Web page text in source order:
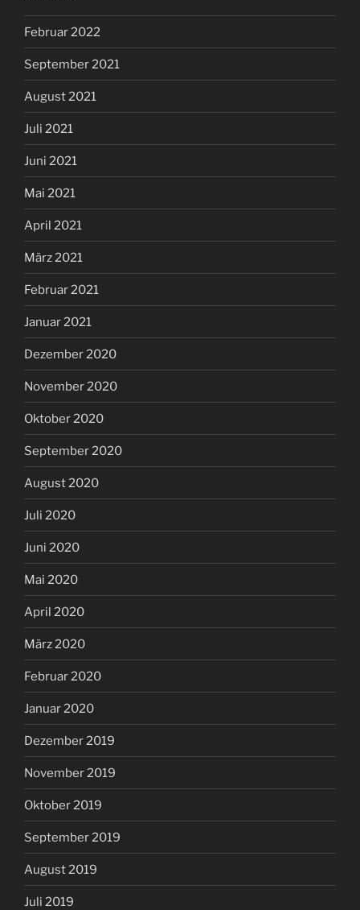
Februar 2022
September 2021
August 2021
Juli 2021
Juni 2021
Mai 2021
April 2021
März 2021
Februar 2021
Januar 2021
Dezember 2020
November 2020
Oktober 2020
September 2020
August 2020
Juli 2020
Juni 2020
Mai 2020
April 2020
März 2020
Februar 2020
Januar 2020
Dezember 2019
November 2019
Oktober 2019
September 2019
August 2019
Juli 2019